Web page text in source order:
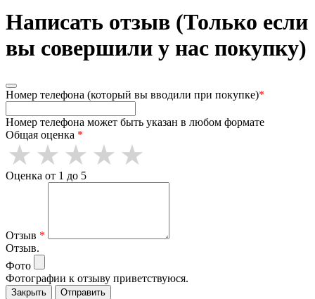
Написать отзыв (Только если
вы совершили у нас покупку)
Номер телефона (который вы вводили при покупке)*
Номер телефона может быть указан в любом формате
Общая оценка *
Оценка от 1 до 5
Отзыв *
Отзыв.
Фото
Фотографии к отзыву приветствуюся.
Закрыть Отправить